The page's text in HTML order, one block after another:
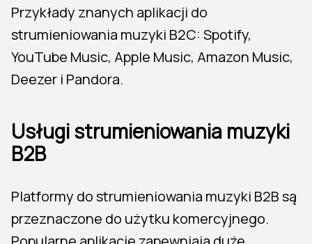
Przykłady znanych aplikacji do
strumieniowania muzyki B2C: Spotify,
YouTube Music, Apple Music, Amazon Music,
Deezer i Pandora.
Usługi strumieniowania muzyki
B2B
Platformy do strumieniowania muzyki B2B są
przeznaczone do użytku komercyjnego.